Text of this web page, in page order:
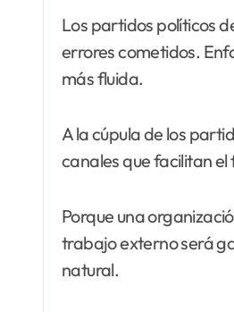
Los partidos políticos
errores cometidos.
más fluida.
A la cúpula de los
canales que facilitan
Porque una
trabajo externo será
natural.